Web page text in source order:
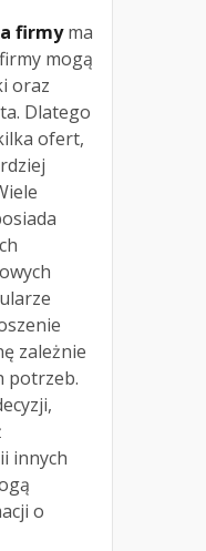
firmyma
mogą
oraz
Dlatego
ofert,
zależnie
potrzeb.
innych
o